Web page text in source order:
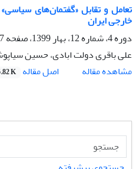
تعامل و تقابل «گفتمان‌های
خارجی ایران
دوره 4، شماره 12، بهار 1399، صفحه
علی باقری دولت ابادی، حسین
مشاهده مقاله
اصل مقاله K